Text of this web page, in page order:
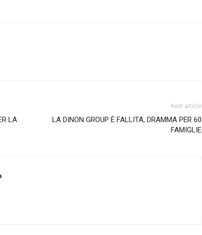
LA
Next article
LA DINON GROUP È FALLITA, DRAMMA PER 60
FAMIGLIE